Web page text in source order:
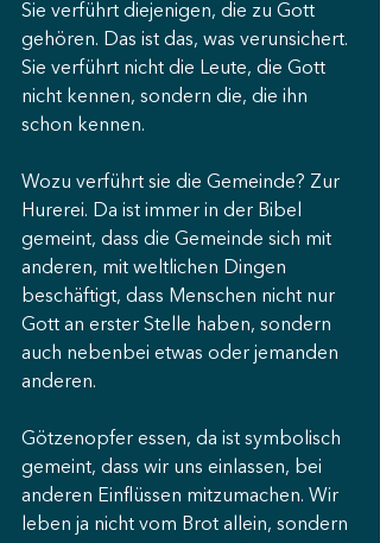
Sie verführt diejenigen, die zu Gott
gehören. Das ist das, was verunsichert.
Sie verführt nicht die Leute, die Gott
nicht kennen, sondern die, die ihn
schon kennen.
Wozu verführt sie die Gemeinde? Zur
Hurerei. Da ist immer in der Bibel
gemeint, dass die Gemeinde sich mit
anderen, mit weltlichen Dingen
beschäftigt, dass Menschen nicht nur
Gott an erster Stelle haben, sondern
auch nebenbei etwas oder jemanden
anderen.
Götzenopfer essen, da ist symbolisch
gemeint, dass wir uns einlassen, bei
anderen Einflüssen mitzumachen. Wir
leben ja nicht vom Brot allein, sondern